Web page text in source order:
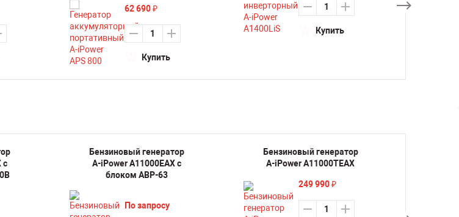
62 690 ₽
Купить
Купить
с
Бензиновый генератор
A-iPower A11000EAX с
блоком АВР-63
По запросу
Бензиновый генератор
A-iPower A11000TEAX
249 990 ₽